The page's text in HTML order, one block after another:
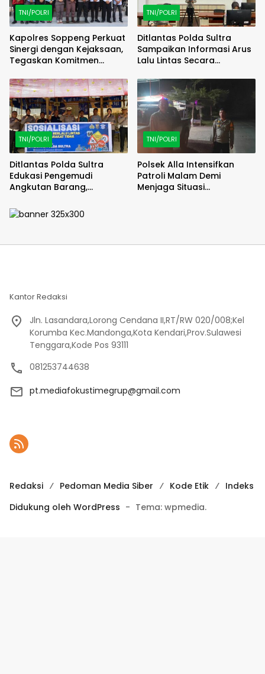
TNI/POLRI
Kapolres Soppeng Perkuat
Sinergi dengan Kejaksaan,
Tegaskan Komitmen
Profesional
TNI/POLRI
Ditlantas Polda Sultra
Sampaikan Informasi Arus
Lalu Lintas Secara
Report Bersama RRI
Kendari
TNI/POLRI
Ditlantas Polda Sultra
Edukasi Pengemudi
Angkutan Barang,
Kendaraan Demi
Keselamatan Berlalu Lintas
TNI/POLRI
Polsek Alla Intensifkan
Patroli Malam Demi
Menjaga Situasi
Kantor Redaksi
Jln. Lasandara,Lorong Cendana II,RT/RW 020/008;Kel
Korumba Kec.Mandonga,Kota Kendari,Prov.Sulawesi
Tenggara,Kode Pos 93111
081253744638
pt.mediafokustimegrup@gmail.com
Redaksi Pedoman Media Siber Kode Etik
Indeks
Didukung oleh WordPress - Tema: wpmedia.